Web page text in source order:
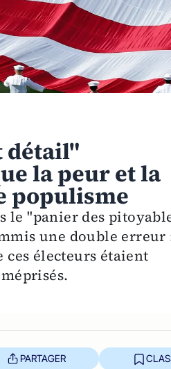
détail"
la peur et la
populisme
le "panier des
une double erreur
électeurs étaient
PARTAGER